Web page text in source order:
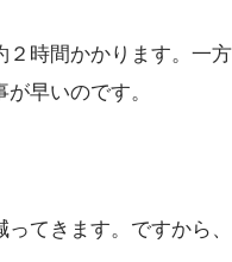
時間かかります。一
早いのです。
てきます。ですから